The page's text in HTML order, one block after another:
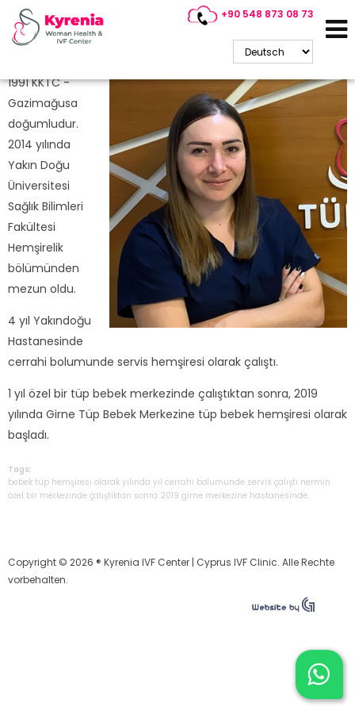
+90 548 873 08 73
Nermin Buldu
Tüp Bebek Heşiresi
1991 KKTC -
Gazimağusa
doğumludur.
2014 yılında
Yakın Doğu
Üniversitesi
Sağlık Bilimleri
Fakültesi
Hemşirelik
bölümünden
mezun oldu.
4 yıl Yakındoğu
Hastanesinde
cerrahi bolumunde servis hemşiresi olarak çalıştı.
1 yıl özel bir tüp bebek merkezinde çalıştıktan sonra, 2019
yılında Girne Tüp Bebek Merkezine tüp bebek hemşiresi olarak
başladı.
Tags:
bebek tüp hemşiresi olarak yılında yıl cerrahi bolumunde servis çalıştı nermin
özel bir merkezinde çalıştıktan sonra 2019 girne merkezine hastanesinde
Copyright © 2026 ® Kyrenia IVF Center | Cyprus IVF Clinic. Alle Rechte
vorbehalten.